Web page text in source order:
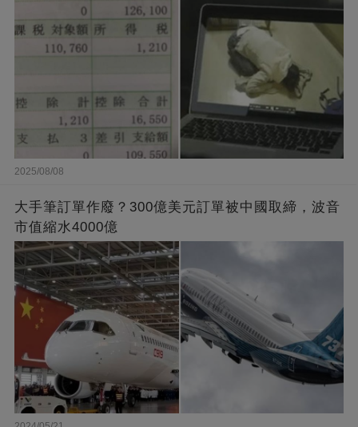
2025/08/08
大手筆訂單作廢？300億美元訂單被中國取締，波音
市值縮水4000億